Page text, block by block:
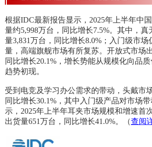
根据IDC最新报告显示，2025年上半年中
量约5,998万台，同比增长7.5%。其中，
量3,831万台，同比增长8.0%；入门级市场
量，高端旗舰市场有所复苏。开放式市场
同比增长20.1%，增长势能从规模化向品
趋势初现。
受到电竞及学习办公需求的带动，头戴市
同比增长30.1%，其中入门级产品对市场
示，2025年上半年耳夹市场规模和增速首
出货量651万台，同比增长41.0%。（查阅